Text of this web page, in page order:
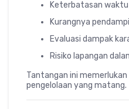
Keterbatasan
Kurangnya
Evaluasi dampak
Risiko lapangan
Tantangan ini
pengelolaan yang matang.